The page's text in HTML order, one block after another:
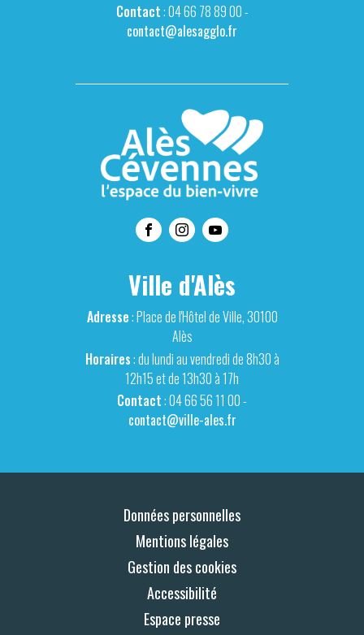
Contact: 04 66 78 89 00 -
contact@alesagglo.fr
Ville d'Alès
Adresse: Place de l'Hôtel de Ville, 30100
Alès
Horaires: du lundi au vendredi de 8h30 à
12h15 et de 13h30 à 17h
Contact: 04 66 56 11 00 -
contact@ville-ales.fr
Données personnelles
Mentions légales
Gestion des cookies
Accessibilité
Espace presse